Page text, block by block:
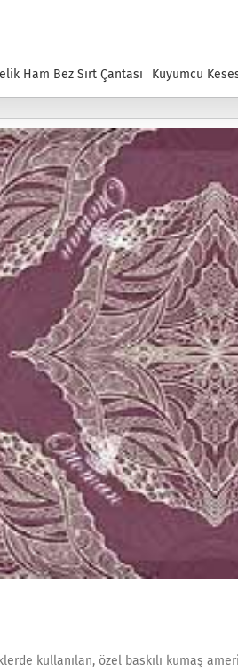
Ham Bez Sırt Çantası Kuyumcu
kullanılan, özel baskılı kumaş